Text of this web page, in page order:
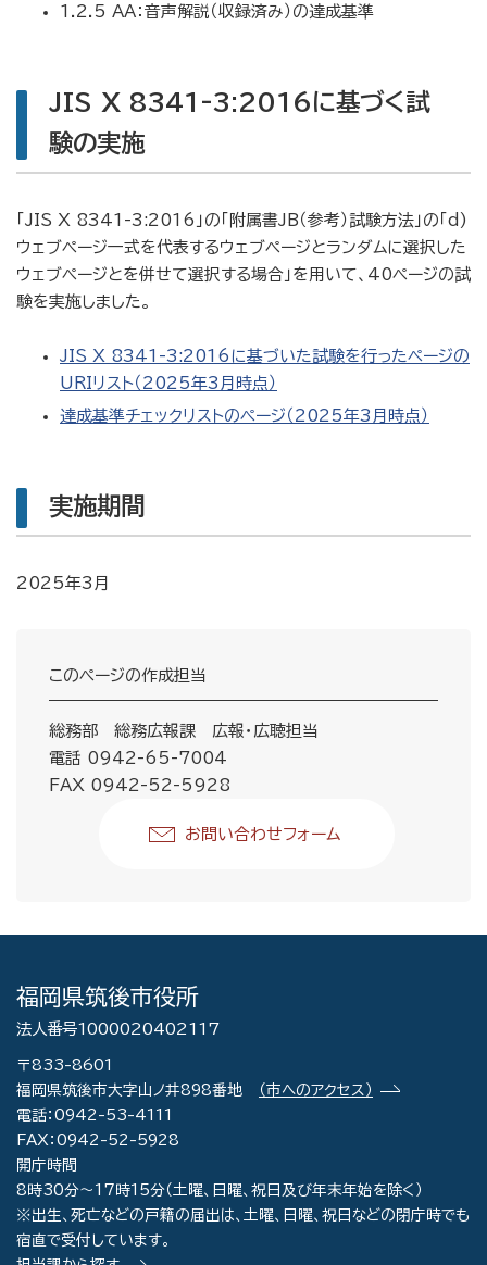
1.2.5 AA：音声解説（収録済み）の達成基準
JIS X 8341-3:2016に基づく試
験の実施
「JIS X 8341-3:2016」の「附属書JB（参考）試験方法」の「d)
ウェブページ一式を代表するウェブページとランダムに選択した
ウェブページとを併せて選択する場合」を用いて、40ページの試
験を実施しました。
JIS X 8341-3:2016に基づいた試験を行ったページの
URIリスト（2025年3月時点）
達成基準チェックリストのページ（2025年3月時点）
実施期間
2025年3月
このページの作成担当
総務部 総務広報課 広報・広聴担当
電話 0942-65-7004
FAX 0942-52-5928
お問い合わせフォーム
福岡県筑後市役所
法人番号1000020402117
〒833-8601
福岡県筑後市大字山ノ井898番地
（市へのアクセス）
電話：0942-53-4111
FAX：0942-52-5928
開庁時間
8時30分～17時15分（土曜、日曜、祝日及び年末年始を除く）
※出生、死亡などの戸籍の届出は、土曜、日曜、祝日などの閉庁時でも
宿直で受付しています。